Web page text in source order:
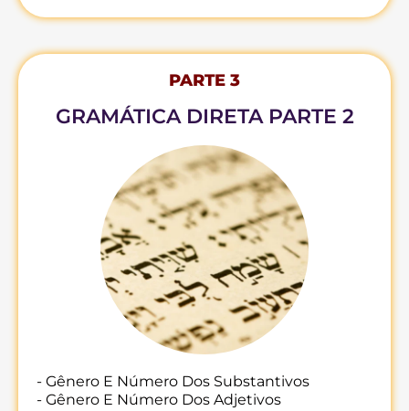
PARTE 3
GRAMÁTICA DIRETA PARTE 2
- Gênero E Número Dos Substantivos
- Gênero E Número Dos Adjetivos